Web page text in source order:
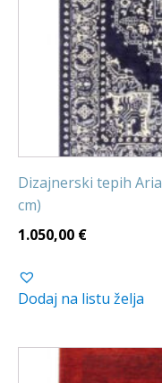
Dizajnerski tepih
cm)
1.050,00 €
Dodaj na listu želja